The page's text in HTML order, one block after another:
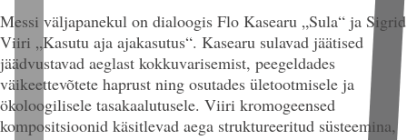
Messi väljapanekul on dialoogis Flo Kasearu „Sula“ ja Sigrid
Viiri „Kasutu aja ajakasutus“. Kasearu sulavad jäätised
jäädvustavad aeglast kokkuvarisemist, peegeldades
väikeettevõtete haprust ning osutades ületootmisele ja
ökoloogilisele tasakaalutusele. Viiri kromogeensed
kompositsioonid käsitlevad aega struktureeritud süsteemina,